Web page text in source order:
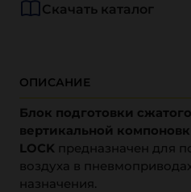
Скачать каталог
ОПИСАНИЕ
Блок подготовки
вертикальной
LOCK предназначен для
воздуха в
назначения.